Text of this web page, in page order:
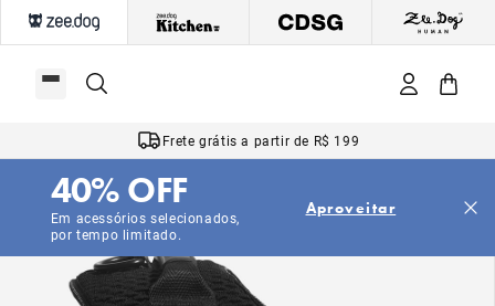
Frete grátis a partir de R$ 199
Em acessórios selecionados,
por tempo limitado.
40% OFF Aproveitar